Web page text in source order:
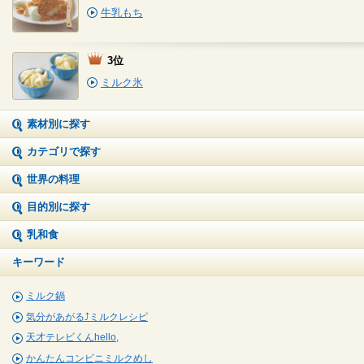
牛乳もち
3位
ミルク氷
素材別に探す
カテゴリで探す
世界の料理
目的別に探す
乳和食
キーワード
ミルク鍋
気分があがる⤴ミルクレシピ
天才テレビくんhello,
かんたんコンビニミルクめし